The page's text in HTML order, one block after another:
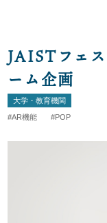
JAISTフェ
ーム企画
大学・教育機関
AR機能
POP